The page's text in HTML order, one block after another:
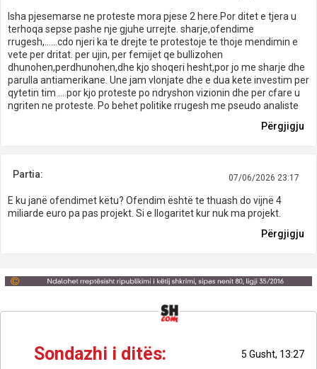
Isha pjesemarse ne proteste mora pjese 2 here.Por ditet e tjera u
terhoqa sepse pashe nje gjuhe urrejte. sharje,ofendime
rrugesh,......cdo njeri ka te drejte te protestoje te thoje mendimin e
vete per dritat. per ujin, per femijet qe bullizohen
dhunohen,perdhunohen,dhe kjo shoqeri hesht,por jo me sharje dhe
parulla antiamerikane. Une jam vlonjate dhe e dua kete investim per
qytetin tim ....por kjo proteste po ndryshon vizionin dhe per cfare u
ngriten ne proteste. Po behet politike rrugesh me pseudo analiste
Përgjigju
Partia: 07/06/2026 23:17
E ku janë ofendimet këtu? Ofendim është te thuash do vijnë 4
miliarde euro pa pas projekt. Si e llogaritet kur nuk ma projekt.
Përgjigju
Sondazhi i ditës: 5 Gusht, 13:27